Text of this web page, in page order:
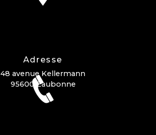
Adresse
48 avenue Kellermann
95600 Eaubonne